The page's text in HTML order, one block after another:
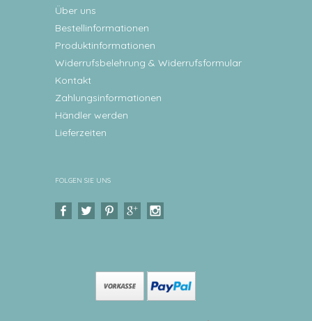
Über uns
Bestellinformationen
Produktinformationen
Widerrufsbelehrung & Widerrufsformular
Kontakt
Zahlungsinformationen
Händler werden
Lieferzeiten
FOLGEN SIE UNS